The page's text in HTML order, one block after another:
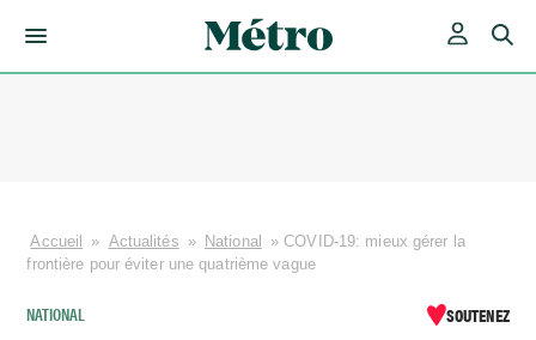
Accueil » Actualités » National »COVID-19: mieux gérer la
frontière pour éviter une quatrième vague
NATIONAL SOUTENEZ